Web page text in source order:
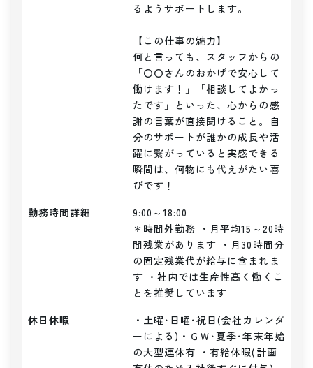
るようサポートします。
【この仕事の魅力】
何と言っても、スタッフからの
「〇〇さんのおかげで安心して
働けます！」「相談してよかっ
たです」といった、心からの感
謝の言葉が直接聞けること。自
分のサポートが誰かの成長や活
躍に繋がっていると実感できる
瞬間は、何物にも代えがたい喜
びです！
勤務時間詳細
9:00～18:00
＊時間外勤務 ・月平均15～20時
間残業があります ・月30時間分
の固定残業代が給与に含まれま
す ・社内では生産性高く働くこ
とを推奨しています
休日休暇
・土曜･日曜･祝日(会社カレンダ
ーによる)・ＧＷ･夏季･年末年始
の大型連休有 ・有給休暇(計画